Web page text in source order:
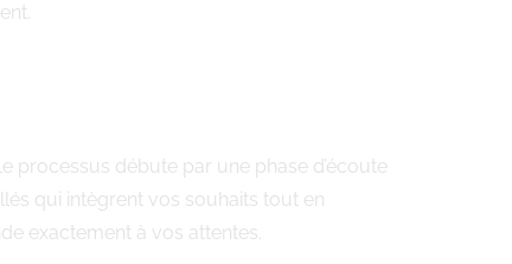
processus débute par une phase d’écoute
qui intègrent vos souhaits tout en
exactement à vos attentes.